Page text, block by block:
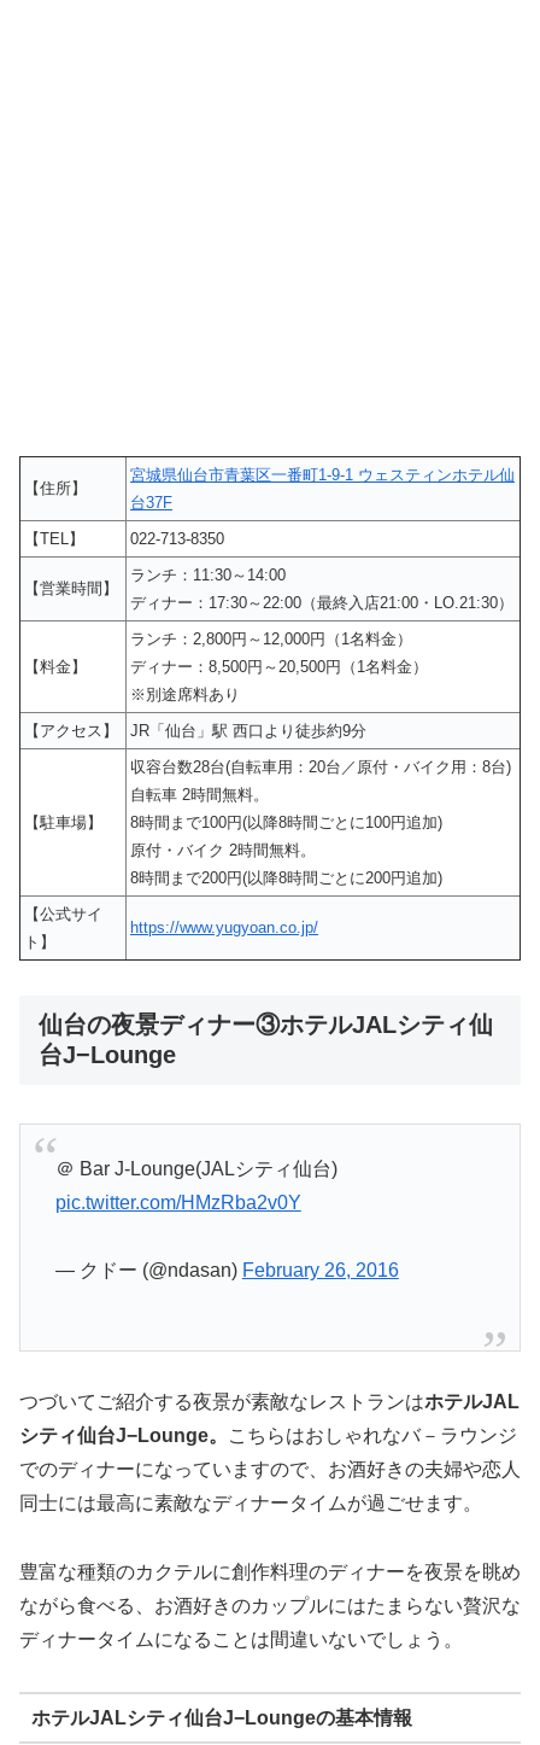
【住所】
宮城県仙台市青葉区一番町1-9-1 ウェスティンホテル仙
台37F
【TEL】
022-713-8350
【営業時間】
ランチ：11:30～14:00
ディナー：17:30～22:00（最終入店21:00・LO.21:30）
【料金】
ランチ：2,800円～12,000円（1名料金）
ディナー：8,500円～20,500円（1名料金）
※別途席料あり
【アクセス】
JR「仙台」駅 西口より徒歩約9分
【駐車場】
収容台数28台(自転車用：20台／原付・バイク用：8台)
自転車 2時間無料。
8時間まで100円(以降8時間ごとに100円追加)
原付・バイク 2時間無料。
8時間まで200円(以降8時間ごとに200円追加)
【公式サイ
ト】
https://www.yugyoan.co.jp/
仙台の夜景ディナー③ホテルJALシティ仙
台J−Lounge
＠ Bar J-Lounge(JALシティ仙台)
pic.twitter.com/HMzRba2v0Y
— クドー (@ndasan) February 26, 2016
つづいてご紹介する夜景が素敵なレストランはホテルJAL
シティ仙台J−Lounge。
こちらはおしゃれなバ－ラウンジ
でのディナーになっていますので、お酒好きの夫婦や恋人
同士には最高に素敵なディナータイムが過ごせます。
豊富な種類のカクテルに創作料理のディナーを夜景を眺め
ながら食べる、お酒好きのカップルにはたまらない贅沢な
ディナータイムになることは間違いないでしょう。
ホテルJALシティ仙台J−Loungeの基本情報